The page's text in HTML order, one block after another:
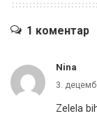
1 коментар
Nina
3.
Zelela